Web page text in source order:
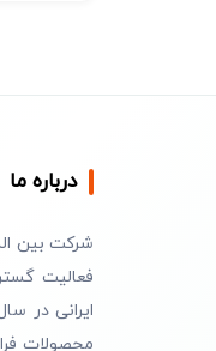
درباره ما
شرکت بین
فعالیت
محصولات